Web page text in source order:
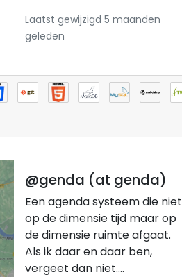
Laatst gewijzigd 5 maanden
geleden
@genda (at genda)
Een agenda systeem die niet
op de dimensie tijd maar op
de dimensie ruimte afgaat.
Als ik daar en daar ben,
vergeet dan niet....